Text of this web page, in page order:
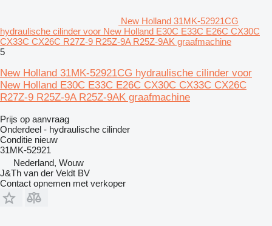
New Holland 31MK-52921CG
hydraulische cilinder voor New Holland E30C E33C E26C CX30C
CX33C CX26C R27Z-9 R25Z-9A R25Z-9AK graafmachine
5
New Holland 31MK-52921CG hydraulische cilinder voor
New Holland E30C E33C E26C CX30C CX33C CX26C
R27Z-9 R25Z-9A R25Z-9AK graafmachine
Prijs op aanvraag
Onderdeel - hydraulische cilinder
Conditie nieuw
31MK-52921
Nederland, Wouw
J&Th van der Veldt BV
Contact opnemen met verkoper